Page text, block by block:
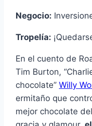
Negocio:
Tropelía:
En el cuento de
Tim Burton,
chocolate” Willy
ermitaño que
mejor chocolate